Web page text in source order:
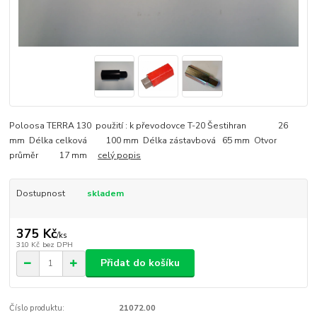
Poloosa TERRA 130 použití : k převodovce T-20 Šestihran 26
mm Délka celková 100 mm Délka zástavbová 65 mm Otvor
průměr 17 mm celý popis
Dostupnost skladem
375 Kč/ks
310 Kč bez DPH
Přidat do košíku
Číslo produktu: 21072.00